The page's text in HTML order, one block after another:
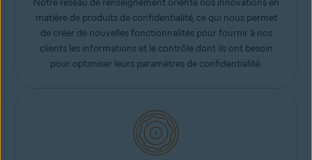
Notre réseau de renseignement oriente nos innovations en
matière de produits de confidentialité, ce qui nous permet
de créer de nouvelles fonctionnalités pour fournir à nos
clients les informations et le contrôle dont ils ont besoin
pour optimiser leurs paramètres de confidentialité.